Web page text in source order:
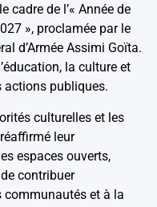
cadre de l’« Année de
», proclamée par le
d’Armée Assimi Goïta.
la culture et
actions publiques.
culturelles et les
leur
espaces ouverts,
contribuer
communautés et à la